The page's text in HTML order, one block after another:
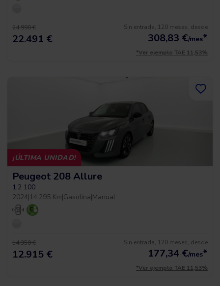
24.990 €
22.491 €
Sin entrada, 120 meses, desde
308,83 €/mes*
*Ver ejemplo TAE 11,53%
¡ÚLTIMA UNIDAD!
Peugeot 208 Allure
1.2 100
2024|14.295 Km|Gasolina|Manual
14.350 €
12.915 €
Sin entrada, 120 meses, desde
177,34 €/mes*
*Ver ejemplo TAE 11,53%